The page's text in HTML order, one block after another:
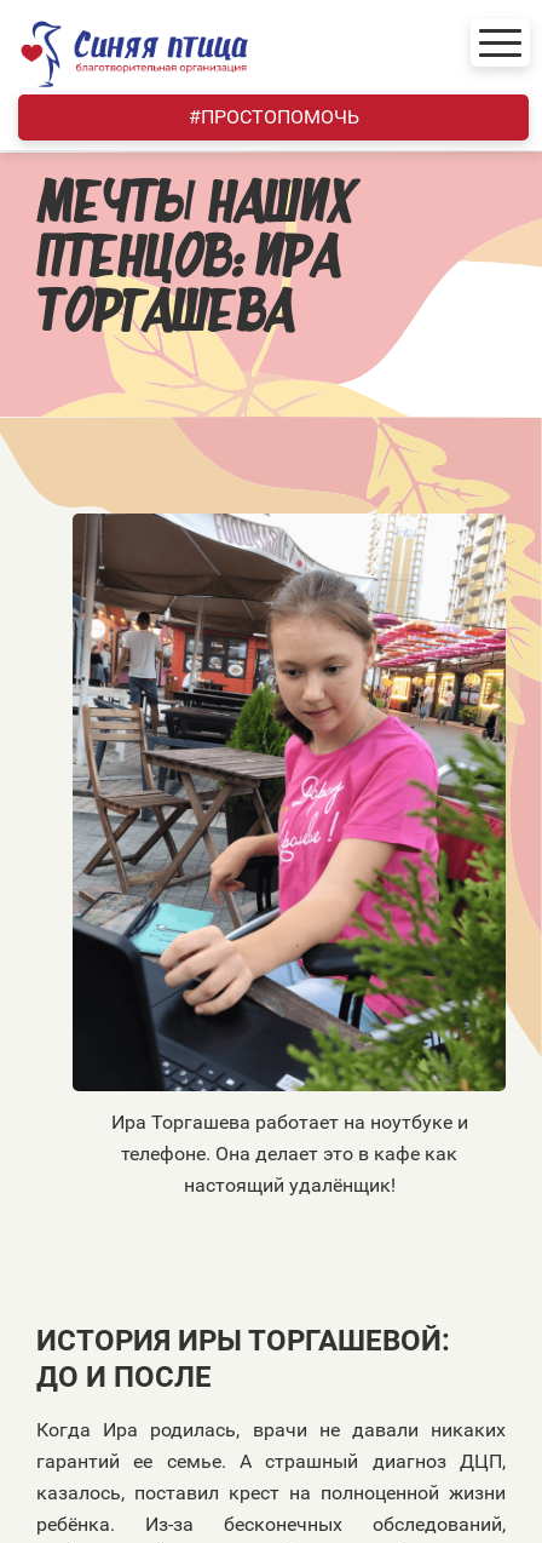
content
#ПРОСТОПОМОЧЬ
МЕЧТЫ НАШИХ
ПТЕНЦОВ: ИРА
ТОРГАШЕВА
Ира Торгашева работает на ноутбуке и
телефоне. Она делает это в кафе как
настоящий удалёнщик!
ИСТОРИЯ ИРЫ ТОРГАШЕВОЙ:
ДО И ПОСЛЕ
Когда Ира родилась, врачи не давали никаких
гарантий ее семье. А страшный диагноз ДЦП,
казалось, поставил крест на полноценной жизни
ребёнка. Из-за бесконечных обследований,